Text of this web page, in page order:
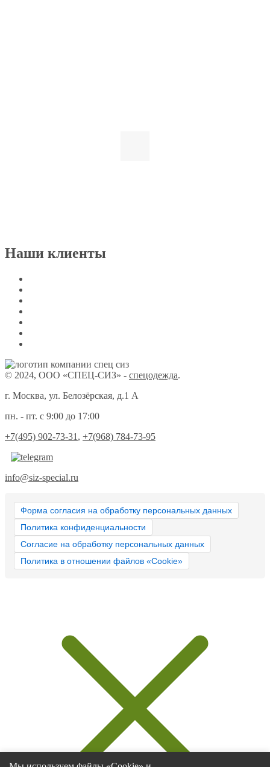
Наши клиенты
© 2024, ООО «СПЕЦ-СИЗ» - спецодежда.
г. Москва, ул. Белозёрская, д.1 А
пн. - пт. с 9:00 до 17:00
+7(495) 902-73-31 , +7(968) 784-73-95
info@siz-special.ru
Форма согласия на обработку персональных данных
Политика конфиденциальности
Согласие на обработку персональных данных
Политика в отношении файлов «Cookie»